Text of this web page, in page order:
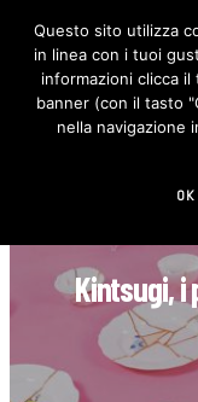
Kintsugi,
Questo sito utilizza
in linea con i tuoi
informazioni clicca il
banner (con il tasto
nella navigazione
OK